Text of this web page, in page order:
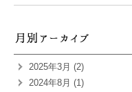
2025年3月 (2)
2024年8月 (1)